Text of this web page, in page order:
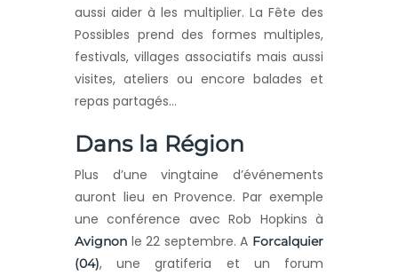
aussi aider à les multiplier. La Fête des
Possibles prend des formes multiples,
festivals, villages associatifs mais aussi
visites, ateliers ou encore balades et
repas partagés…
Dans la Région
Plus d’une vingtaine d’événements
auront lieu en Provence. Par exemple
une conférence avec Rob Hopkins à
Avignon le 22 septembre. A Forcalquier
(04), une gratiferia et un forum